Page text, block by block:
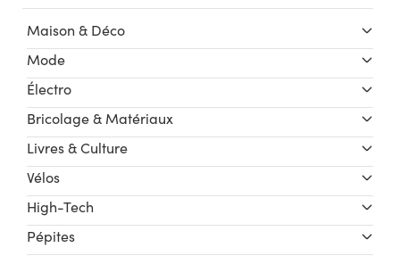
Maison & Déco
Mode
Électro
Bricolage & Matériaux
Livres & Culture
Vélos
High-Tech
Pépites